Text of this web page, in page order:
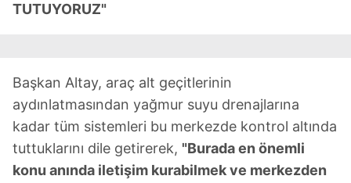
TUTUYORUZ"
Başkan Altay, araç alt geçitlerinin
aydınlatmasından yağmur suyu drenajlarına
kadar tüm sistemleri bu merkezde kontrol altında
tuttuklarını dile getirerek, "Burada en önemli
konu anında iletişim kurabilmek ve merkezden